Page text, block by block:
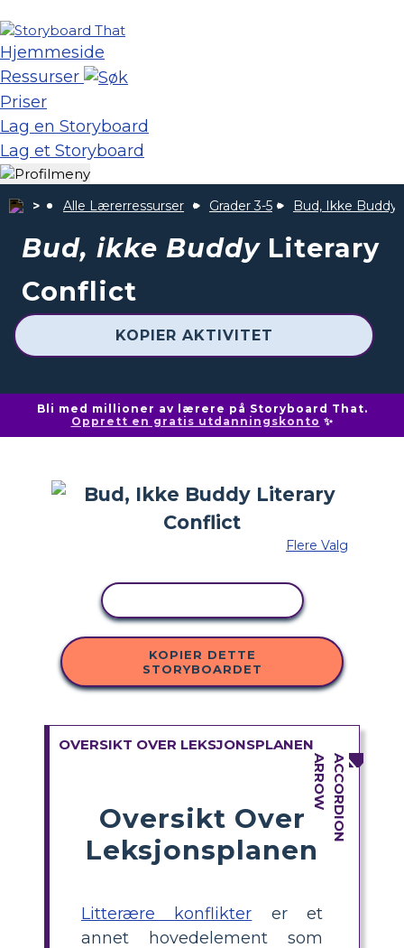
Hjemmeside
Ressurser
Priser
Lag en Storyboard
Lag et Storyboard
Alle Lærerressurser Grader 3-5 Bud, Ikke Buddy
Bud, ikke BuddyLiterary
Conflict
KOPIER AKTIVITET
Bli med millioner av lærere på Storyboard That.
Opprett en gratis utdanningskonto ✨
Flere Valg
KOPIER DETTE
STORYBOARDET
OVERSIKT OVER LEKSJONSPLANEN
Oversikt Over
Leksjonsplanen
Litterære konflikter er et
annet hovedelement som